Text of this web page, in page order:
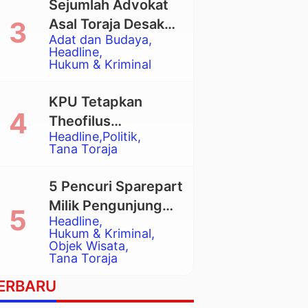
Adat dan Budaya
Headline
Hukum & Kriminal
Sejumlah Advokat
Asal Toraja Desak
Mahkamah Agung
Larang Penggunaan
Eksekusi Rumah
Adat Tongkonan
Headline Politik
Tana Toraja
KPU Tetapkan
Theofilus
Allorerung dan
Zadrak Tombe
sebagai Bupati dan
Wakil Bupati Tana
Toraja Terpilih
Headline
Hukum & Kriminal
Objek Wisata
Tana Toraja
5 Pencuri Sparepart
Milik Pengunjung
Objek Wisata
Pango-Pango
Ditangkap Polisi